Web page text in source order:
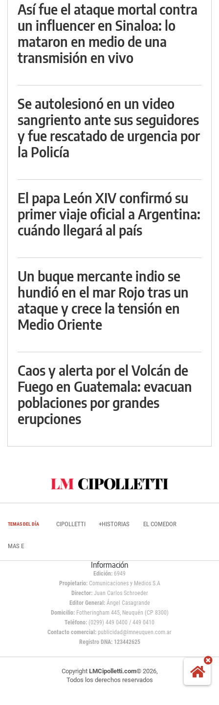
Así fue el ataque mortal contra
un influencer en Sinaloa: lo
mataron en medio de una
transmisión en vivo
Se autolesionó en un video
sangriento ante sus seguidores
y fue rescatado de urgencia por
la Policía
El papa León XIV confirmó su
primer viaje oficial a Argentina:
cuándo llegará al país
Un buque mercante indio se
hundió en el mar Rojo tras un
ataque y crece la tensión en
Medio Oriente
Caos y alerta por el Volcán de
Fuego en Guatemala: evacuan
poblaciones por grandes
erupciones
TEMAS DEL DÍA CIPOLLETTI +HISTORIAS EL COMEDOR
MAS E
Información
Edición: 6949
Propietario:Comunicaciones y Medios S.A
Director: Juan Carlos Schroeder
Editor General:Ángel Casagrande
Domicilio:Fotheringham 445, Neuquén (CP 8300)
Teléfono: (0299) 449 0400 / 449 0410
Contacto comercial: publicidad@lmneuquen.com.ar
Registro DNA: 123442625
Copyright LMCipolletti.com© 2026,
Todos los derechos reservados